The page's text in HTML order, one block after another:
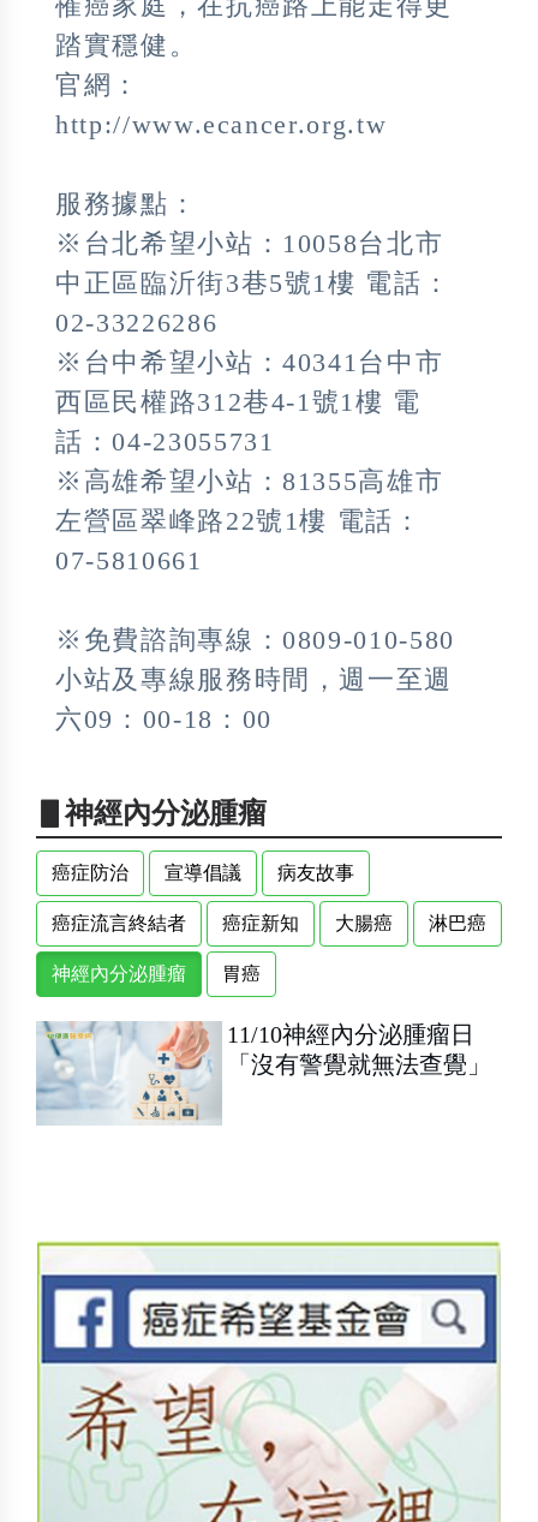
踏實穩健。
官網：
http://www.ecancer.org.tw
服務據點：
※台北希望小站：10058台北市
中正區臨沂街3巷5號1樓 電話：
02-33226286
※台中希望小站：40341台中市
西區民權路312巷4-1號1樓 電
話：04-23055731
※高雄希望小站：81355高雄市
左營區翠峰路22號1樓 電話：
07-5810661
※免費諮詢專線：0809-010-580
小站及專線服務時間，週一至週
六09：00-18：00
▋神經內分泌腫瘤
癌症防治 宣導倡議 病友故事
癌症流言終結者 癌症新知 大腸癌 淋巴癌
神經內分泌腫瘤 胃癌
11/10神經內分泌腫瘤日
「沒有警覺就無法查覺」